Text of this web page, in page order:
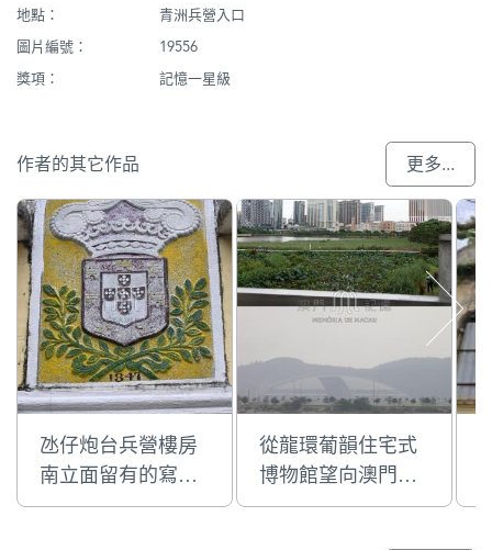
地點：
青洲兵營入口
圖片編號：
19556
獎項：
記憶一星級
作者的其它作品 更多...
氹仔炮台兵營樓房
南立面留有的寫着1
847及葡萄牙瑪利
從龍環葡韻住宅式
博物館望向澳門蛋
方向廿多年的景觀